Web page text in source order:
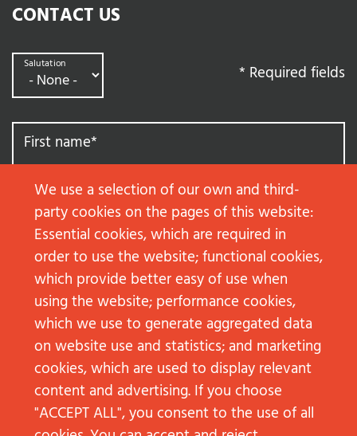
We use a selection of our own and third-
party cookies on the pages of this website:
Essential cookies, which are required in
order to use the website; functional cookies,
which provide better easy of use when
using the website; performance cookies,
which we use to generate aggregated data
on website use and statistics; and marketing
cookies, which are used to display relevant
content and advertising. If you choose
"ACCEPT ALL", you consent to the use of all
CONTACT US
Salutation * Required fields
First name*
Last name*
Your Email*
Message*